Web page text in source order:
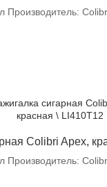
Colibri Apex,